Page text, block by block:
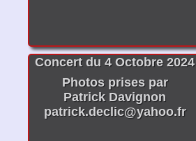
Concert du 4 Octobre 2024
Photos prises par
Patrick Davignon
patrick.declic@yahoo.fr